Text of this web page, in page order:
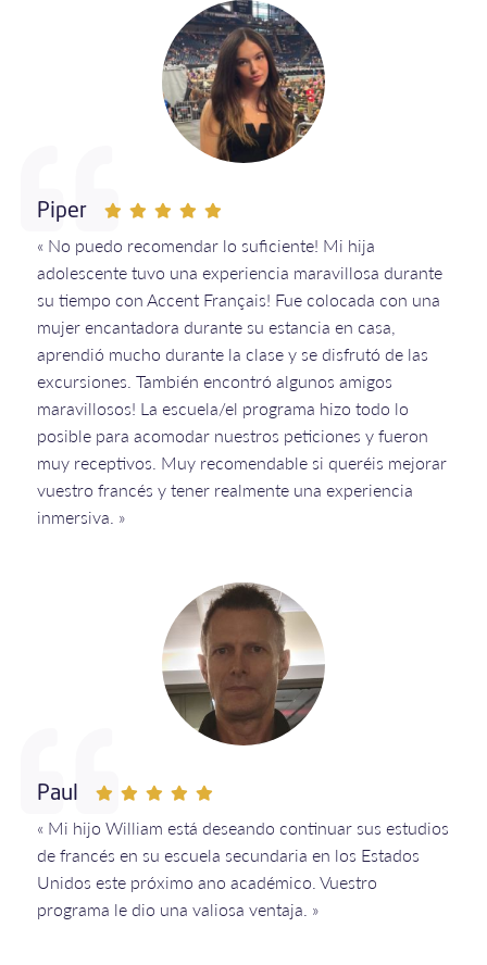
Piper
« No puedo recomendar lo suficiente! Mi hija
adolescente tuvo una experiencia maravillosa durante
su tiempo con Accent Français! Fue colocada con una
mujer encantadora durante su estancia en casa,
aprendió mucho durante la clase y se disfrutó de las
excursiones. También encontró algunos amigos
maravillosos! La escuela/el programa hizo todo lo
posible para acomodar nuestros peticiones y fueron
muy receptivos. Muy recomendable si queréis mejorar
vuestro francés y tener realmente una experiencia
inmersiva. »
Paul
« Mi hijo William está deseando continuar sus estudios
de francés en su escuela secundaria en los Estados
Unidos este próximo ano académico. Vuestro
programa le dio una valiosa ventaja. »